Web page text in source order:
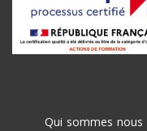
Qui sommes nous